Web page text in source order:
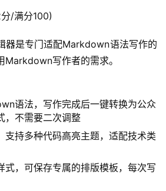
分/满分100)
器是专门适配Markdown语法写作的
Markdown写作者的需求。
语法，写作完成后一键转换为公众
，不需要二次调整
支持多种代码高亮主题，适配技术类
式，可保存专属的排版模板，每次写